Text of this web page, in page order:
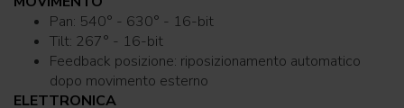
Pan: 540° - 630° - 16-bit
Tilt: 267° - 16-bit
Feedback posizione: riposizionamento automatico
dopo movimento esterno
ELETTRONICA